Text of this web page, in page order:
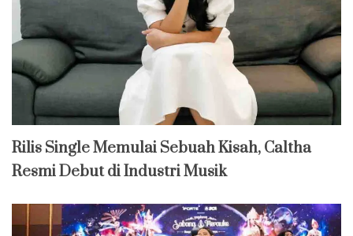
Rilis Single Memulai Sebuah Kisah, Caltha
Resmi Debut di Industri Musik